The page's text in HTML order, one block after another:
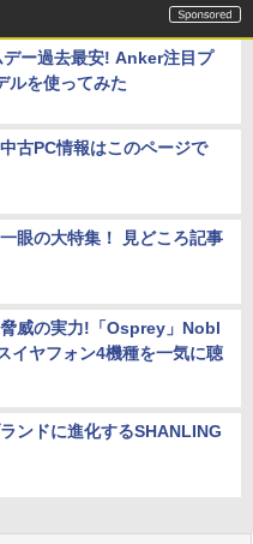
ー過去最安! Anker注目プ
ルを使ってみた
古PC情報はこのページで
眼の大特集！ 見どころ記事
威の実力!「Osprey」Nobl
イヤフォン4機種を一気に聴
ンドに進化するSHANLING